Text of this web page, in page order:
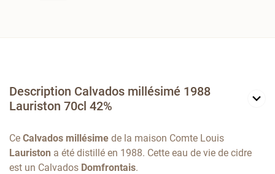
Description Calvados millésimé 1988
Lauriston 70cl 42%
Ce Calvados millésime de la maison Comte Louis
Lauriston a été distillé en 1988. Cette eau de vie de cidre
est un Calvados Domfrontais.